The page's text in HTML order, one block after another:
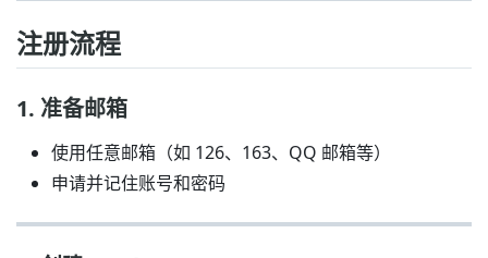
注册流程
1. 准备邮箱
使用任意邮箱（如 126、163、QQ 邮箱等）
申请并记住账号和密码